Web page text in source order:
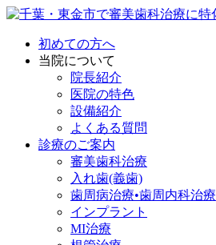
初めての方へ
当院について
院長紹介
医院の特色
設備紹介
よくある質問
診療のご案内
審美歯科治療
入れ歯(義歯)
歯周病治療•歯周内科治療
インプラント
MI治療